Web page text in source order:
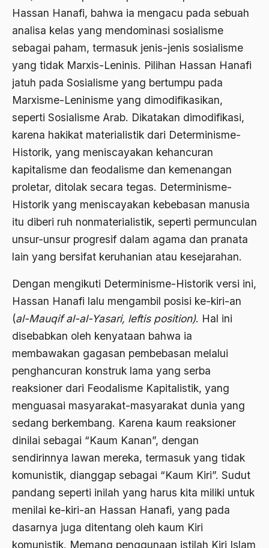
Hassan Hanafi, bahwa ia mengacu pada sebuah
analisa kelas yang mendominasi sosialisme
sebagai paham, termasuk jenis-jenis sosialisme
yang tidak Marxis-Leninis. Pilihan Hassan Hanafi
jatuh pada Sosialisme yang bertumpu pada
Marxisme-Leninisme yang dimodifikasikan,
seperti Sosialisme Arab. Dikatakan dimodifikasi,
karena hakikat materialistik dari Determinisme-
Historik, yang meniscayakan kehancuran
kapitalisme dan feodalisme dan kemenangan
proletar, ditolak secara tegas. Determinisme-
Historik yang meniscayakan kebebasan manusia
itu diberi ruh nonmaterialistik, seperti permunculan
unsur-unsur progresif dalam agama dan pranata
lain yang bersifat keruhanian atau kesejarahan.
Dengan mengikuti Determinisme-Historik versi ini,
Hassan Hanafi lalu mengambil posisi ke-kiri-an
(al-Mauqif al-al-Yasari, leftis position). Hal ini
disebabkan oleh kenyataan bahwa ia
membawakan gagasan pembebasan melalui
penghancuran konstruk lama yang serba
reaksioner dari Feodalisme Kapitalistik, yang
menguasai masyarakat-masyarakat dunia yang
sedang berkembang. Karena kaum reaksioner
dinilai sebagai “Kaum Kanan”, dengan
sendirinnya lawan mereka, termasuk yang tidak
komunistik, dianggap sebagai “Kaum Kiri”. Sudut
pandang seperti inilah yang harus kita miliki untuk
menilai ke-kiri-an Hassan Hanafi, yang pada
dasarnya juga ditentang oleh kaum Kiri
komunistik. Memang penggunaan istilah Kiri Islam
al-quran
Alexander Solzhenitsyin
Ali Khomeini
Ali Murtopo
Ali Shariati
Ali Sidikin
Ali Syahbana
Aliran AHmadiyah
Aliran Kepercayaan
Alistair Cook
ALmanak
Alternatif Moral
Alternatif Nilai
Alternatif Politis
Alumni Sayid Al-Maliki
Alvin W. Gouldner
Amangkurat
Amar Ma'ruf Nahi Munkar
ambisi politik
ambon